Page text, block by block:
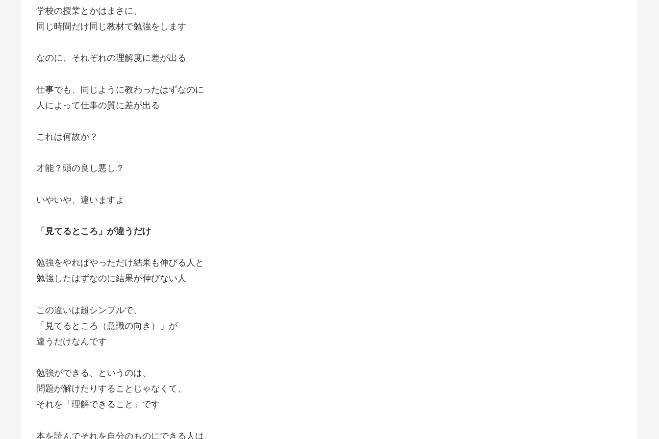
学校の授業とかはまさに、
同じ時間だけ同じ教材で勉強をします
なのに、それぞれの理解度に差が出る
仕事でも、同じように教わったはずなのに
人によって仕事の質に差が出る
これは何故か？
才能？頭の良し悪し？
いやいや、違いますよ
「見てるところ」が違うだけ
勉強をやればやっただけ結果も伸びる人と
勉強したはずなのに結果が伸びない人
この違いは超シンプルで、
「見てるところ（意識の向き）」が
違うだけなんです
勉強ができる、というのは、
問題が解けたりすることじゃなくて、
それを「理解できること」です
本を読んでそれを自分のものにできる人は、